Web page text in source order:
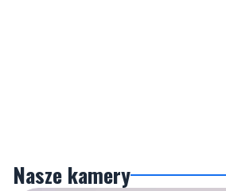
Nasze kamery